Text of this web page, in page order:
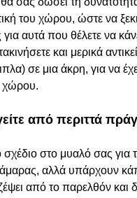
του χώρου, ώστε να
αυτά που θέλετε να
και μερικά
σε μια άκρη, για να
χώρου.
από περιττά
σχέδιο στο μυαλό σας για
αλλά υπάρχουν
από το παρελθόν και